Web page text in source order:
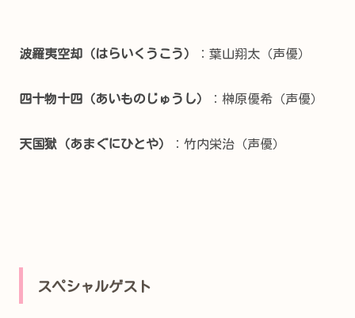
波羅夷空却（はらいくうこう） ：葉山翔太（声優）
四十物十四（あいものじゅうし） ：榊原優希（声優）
天国獄（あまぐにひとや） ：竹内栄治（声優）
スペシャルゲスト